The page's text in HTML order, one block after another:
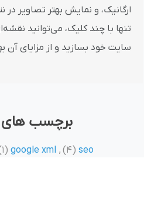
ارگانیک، و نمایش بهتر تصاویر
تنها با چند کلیک، می‌توانید
سایت خود بسازید و از مزایای آن
برچسب
seo
(4)
,
google xml
(1)